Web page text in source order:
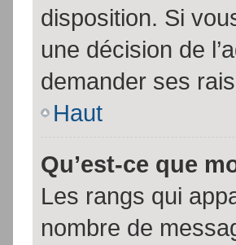
disposition. Si
une décision de
demander ses
Haut
Qu’est-ce que
Les rangs qui
nombre de